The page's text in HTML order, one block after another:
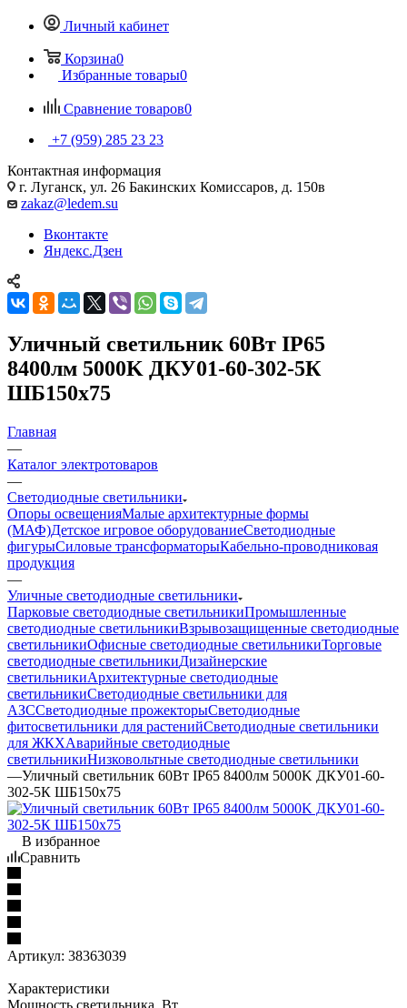
Личный кабинет
Корзина0
Избранные товары0
Сравнение товаров0
+7 (959) 285 23 23
Контактная информация
г. Луганск, ул. 26 Бакинских Комиссаров, д. 150в
zakaz@ledem.su
Вконтакте
Яндекс.Дзен
Уличный светильник 60Вт IP65
8400лм 5000K ДКУ01-60-302-5К
ШБ150х75
Главная
—
Каталог электротоваров
—
Светодиодные светильники
Опоры освещенияМалые архитектурные формы
(МАФ)Детское игровое оборудованиеСветодиодные
фигурыСиловые трансформаторыКабельно-проводниковая
продукция
—
Уличные светодиодные светильники
Парковые светодиодные светильникиПромышленные
светодиодные светильникиВзрывозащищенные светодиодные
светильникиОфисные светодиодные светильникиТорговые
светодиодные светильникиДизайнерские
светильникиАрхитектурные светодиодные
светильникиСветодиодные светильники для
АЗССветодиодные прожекторыСветодиодные
фитосветильники для растенийСветодиодные светильники
для ЖКХАварийные светодиодные
светильникиНизковольтные светодиодные светильники
—Уличный светильник 60Вт IP65 8400лм 5000K ДКУ01-60-
302-5К ШБ150х75
В избранное
Сравнить
Артикул: 38363039
Характеристики
Мощность светильника, Вт